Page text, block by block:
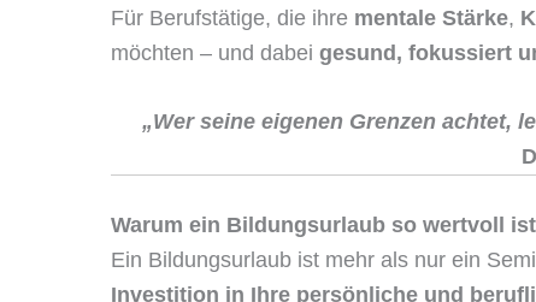
Für Berufstätige, die ihre mentale Stärke,
möchten – und dabei gesund, fokussiert
„Wer seine eigenen Grenzen achtet,
Warum ein Bildungsurlaub so wertvoll ist
Ein Bildungsurlaub ist mehr als nur ein
Investition in Ihre persönliche und